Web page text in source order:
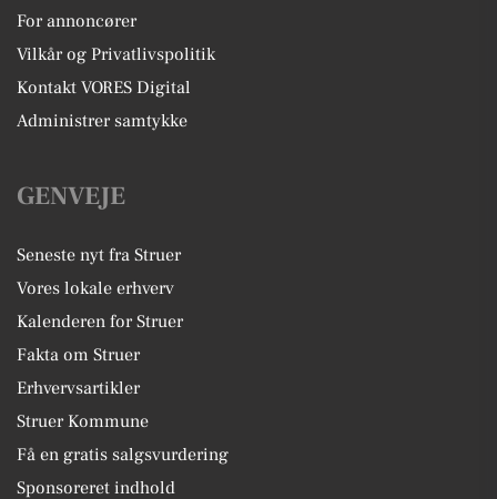
For annoncører
Vilkår og Privatlivspolitik
Kontakt VORES Digital
Administrer samtykke
GENVEJE
Seneste nyt fra Struer
Vores lokale erhverv
Kalenderen for Struer
Fakta om Struer
Erhvervsartikler
Struer Kommune
Få en gratis salgsvurdering
Sponsoreret indhold